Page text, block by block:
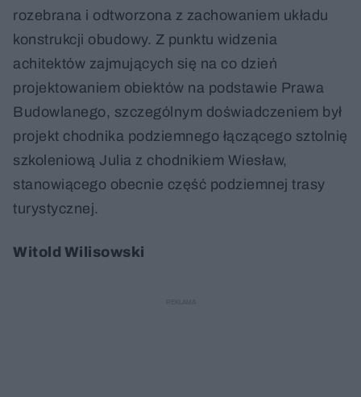
rozebrana i odtworzona z zachowaniem układu
konstrukcji obudowy. Z punktu widzenia
achitektów zajmujących się na co dzień
projektowaniem obiektów na podstawie Prawa
Budowlanego, szczególnym doświadczeniem był
projekt chodnika podziemnego łączącego sztolnię
szkoleniową Julia z chodnikiem Wiesław,
stanowiącego obecnie część podziemnej trasy
turystycznej.
Witold Wilisowski